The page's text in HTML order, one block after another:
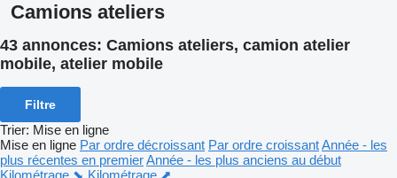
Camions ateliers
43 annonces: Camions ateliers, camion atelier
mobile, atelier mobile
Filtre
Trier: Mise en ligne
Mise en ligne Par ordre décroissant Par ordre croissantAnnée - les
plus récentes en premierAnnée - les plus anciens au début
Kilométrage ⬊ Kilométrage ⬈